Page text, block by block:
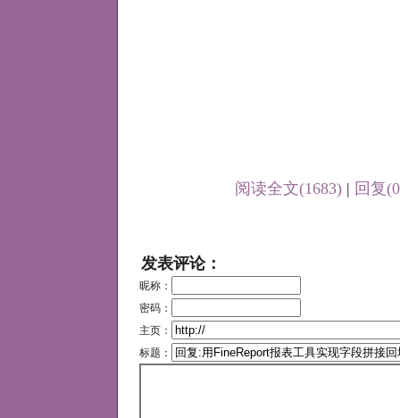
阅读全文(1683)| 回复
发表评论：
昵称：
密码：
主页：
标题：